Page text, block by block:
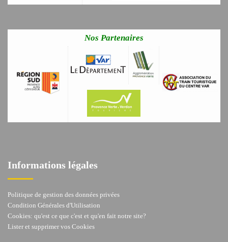
Nos Partenaires
Informations légales
Politique de gestion des données privées
Condition Générales d'Utilisation
Cookies: qu'est ce que c'est et qu'en fait notre site?
Lister et supprimer vos Cookies